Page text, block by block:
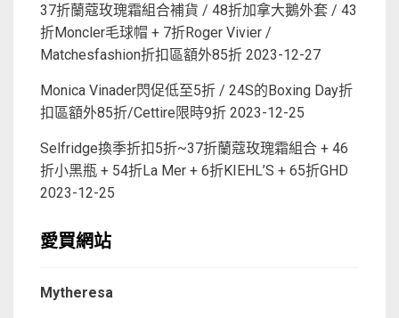
37折蘭蔻玫瑰霜組合補貨 / 48折加拿大鵝外套 / 43
折Moncler毛球帽 + 7折Roger Vivier /
Matchesfashion折扣區額外85折 2023-12-27
Monica Vinader閃促低至5折 / 24S的Boxing Day折
扣區額外85折/Cettire限時9折 2023-12-25
Selfridge換季折扣5折~37折蘭蔻玫瑰霜組合 + 46
折小黑瓶 + 54折La Mer + 6折KIEHL’S + 65折GHD
2023-12-25
愛買網站
Mytheresa